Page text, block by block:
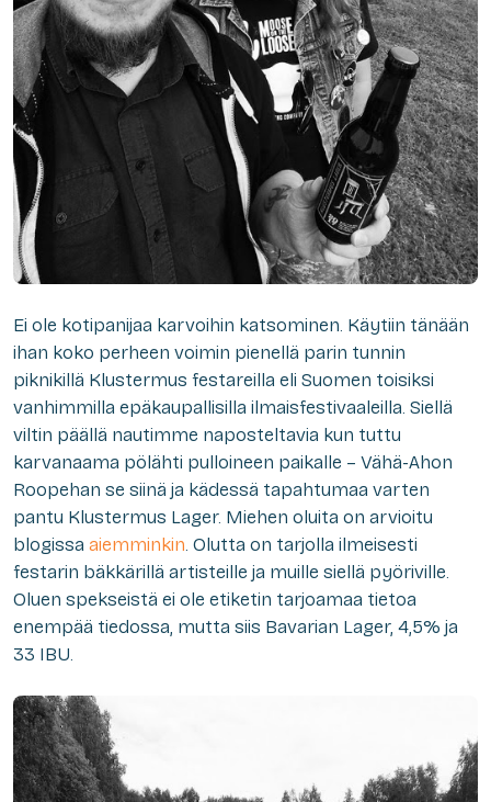
Ei ole kotipanijaa karvoihin katsominen. Käytiin tänään
ihan koko perheen voimin pienellä parin tunnin
piknikillä Klustermus festareilla eli Suomen toisiksi
vanhimmilla epäkaupallisilla ilmaisfestivaaleilla. Siellä
viltin päällä nautimme naposteltavia kun tuttu
karvanaama pölähti pulloineen paikalle – Vähä-Ahon
Roopehan se siinä ja kädessä tapahtumaa varten
pantu Klustermus Lager. Miehen oluita on arvioitu
blogissa aiemminkin. Olutta on tarjolla ilmeisesti
festarin bäkkärillä artisteille ja muille siellä pyöriville.
Oluen spekseistä ei ole etiketin tarjoamaa tietoa
enempää tiedossa, mutta siis Bavarian Lager, 4,5% ja
33 IBU.